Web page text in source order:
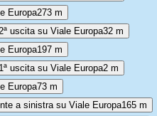
Europa273 m
uscita su Viale Europa32 m
Europa197 m
uscita su Viale Europa2 m
Europa73 m
a sinistra su Viale Europa165 m